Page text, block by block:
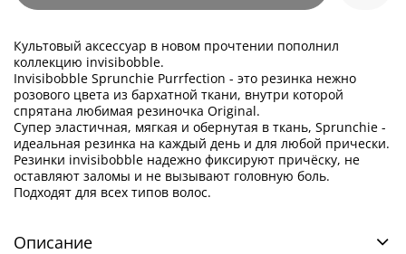
Культовый аксессуар в новом прочтении пополнил
коллекцию invisibobble.
Invisibobble Sprunchie Purrfection - это резинка нежно
розового цвета из бархатной ткани, внутри которой
спрятана любимая резиночка Original.
Супер эластичная, мягкая и обернутая в ткань, Sprunchie -
идеальная резинка на каждый день и для любой прически.
Резинки invisibobble надежно фиксируют причёску, не
оставляют заломы и не вызывают головную боль.
Подходят для всех типов волос.
Описание